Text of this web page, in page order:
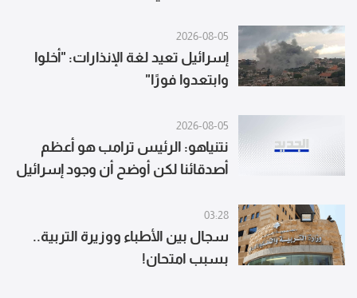
2026-08-05
إسرائيل تعيد لغة الإنذارات: "أخلوا
وابتعدوا فورًا"
2026-08-05
نتنياهو: الرئيس ترامب هو أعظم
أصدقائنا لكن أوضح أن وجود إسرائيل
03:28
سجال بين الأطباء ووزيرة التربية..
بسبب امتحان!